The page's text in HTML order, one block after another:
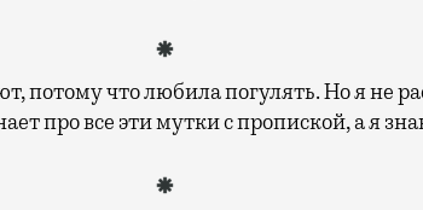
потому что любила погулять. Но я не
про все эти мутки с пропиской, а я